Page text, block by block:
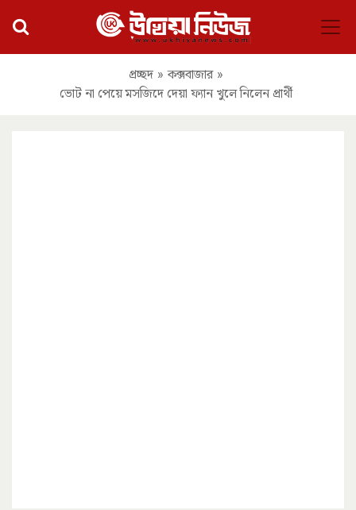
প্রচ্ছদ » কক্সবাজার »
ভোট না পেয়ে মসজিদে দেয়া ফ্যান খুলে নিলেন প্রার্থী